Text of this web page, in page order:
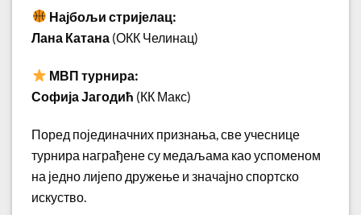
Најбољи стријелац:
Лана Катана (ОКК Челинац)
МВП турнира:
Софија Јагодић (КК Макс)
Поред појединачних признања, све учеснице
турнира награђене су медаљама као успоменом
на једно лијепо дружење и значајно спортско
искуство.